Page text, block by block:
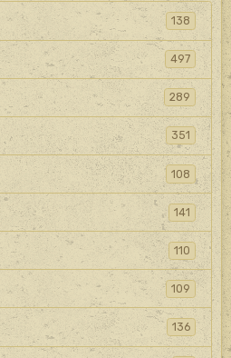
138
497
289
351
108
141
110
109
136